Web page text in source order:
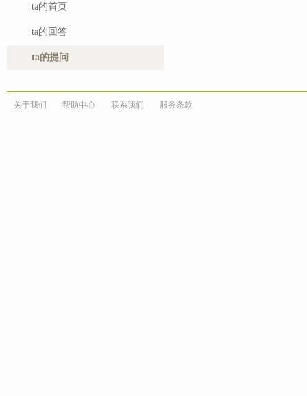
ta的首页
ta的回答
ta的提问
关于我们 帮助中心 联系我们 服务条款